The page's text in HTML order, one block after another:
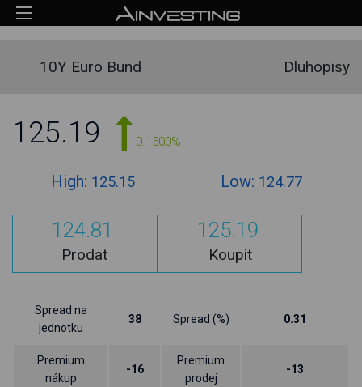
10Y Euro Bund Dluhopisy
125.19 0.1500%
High: 125.15 Low: 124.77
124.81
Prodat
125.19
Koupit
Spread na
jednotku
38 Spread (%) 0.31
Premium
nákup
-16
Premium
prodej
-13